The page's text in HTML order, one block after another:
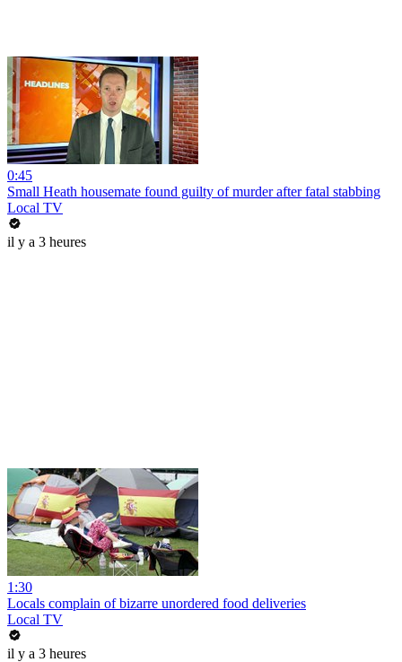
0:45
Small Heath housemate found guilty of murder after fatal stabbing
Local TV
il y a 3 heures
1:30
Locals complain of bizarre unordered food deliveries
Local TV
il y a 3 heures